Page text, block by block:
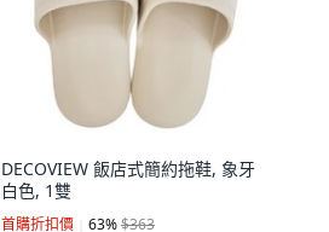
DECOVIEW 飯店式簡約拖鞋, 象牙
白色, 1雙
首購折扣價 63%$363